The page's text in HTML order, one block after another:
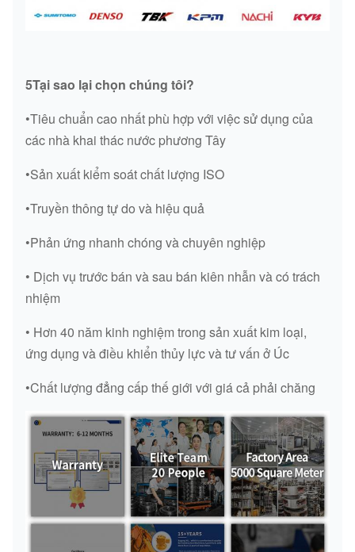
BOLT
SHOE
BOLT
SHOE
1096750951
BOLT
DRAVEN
SHAFT NUT
BOLT
ZX240/ZX200-3
1182-00880
BOLT
SHOE
EC460B
JCB DENTH
BOLT
BOLT
SHOE
JCB BOLT AND
NUT
BOLT
SHOE
JCB
BOLT5
BOLT
SHOE
/
5Tại sao lại chọn chúng tôi?
•Tiêu chuẩn cao nhất phù hợp với việc sử dụng của
các nhà khai thác nước phương Tây
•Sản xuất kiểm soát chất lượng ISO
•Truyền thông tự do và hiệu quả
•Phản ứng nhanh chóng và chuyên nghiệp
• Dịch vụ trước bán và sau bán kiên nhẫn và có trách
nhiệm
• Hơn 40 năm kinh nghiệm trong sản xuất kim loại,
ứng dụng và điều khiển thủy lực và tư vấn ở Úc
•Chất lượng đẳng cấp thế giới với giá cả phải chăng